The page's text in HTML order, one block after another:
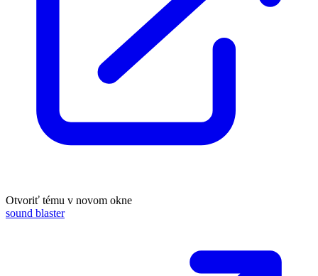
Otvoriť tému v novom okne
sound blaster